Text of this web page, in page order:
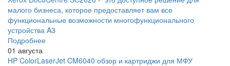
малого бизнеса, которое предоставляет вам все
функциональные возможности многофункционального
устройства A3
Подробнее
01 августа
HP ColorLaserJet CM6040 обзор и картриджи для МФУ